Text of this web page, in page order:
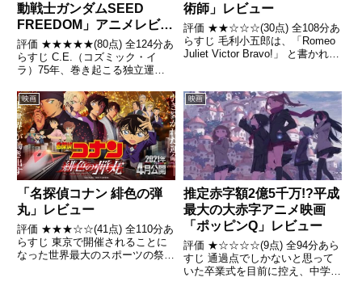
動戦士ガンダムSEED
FREEDOM」アニメレビュ
ー
評価 ★★★★★(80点) 全124分あ
らすじ C.E.（コズミック・イ
ラ）75年、巻き起こる独立運動
る団体「ブルーコスモス」による
侵攻など、戦いはまだ終わらずに
いた。引用- Wikipedia
術師」レビュー
評価 ★★☆☆☆(30点) 全108分あ
らすじ 毛利小五郎は、「Romeo
Juliet Victor Bravo!」 と書かれた
る。引用- Wikipedia
映画
「名探偵コナン 緋色の弾
丸」レビュー
評価 ★★★☆☆(41点) 全110分あ
らすじ 東京で開催されることに
なった世界最大のスポーツの祭典
映画
推定赤字額2億5千万!?平成
最大の大赤字アニメ映画
「ポッピンQ」レビュー
評価 ★☆☆☆☆(9点) 全94分あら
すじ 通過点でしかないと思って
いた卒業式を目前に控え、中学3